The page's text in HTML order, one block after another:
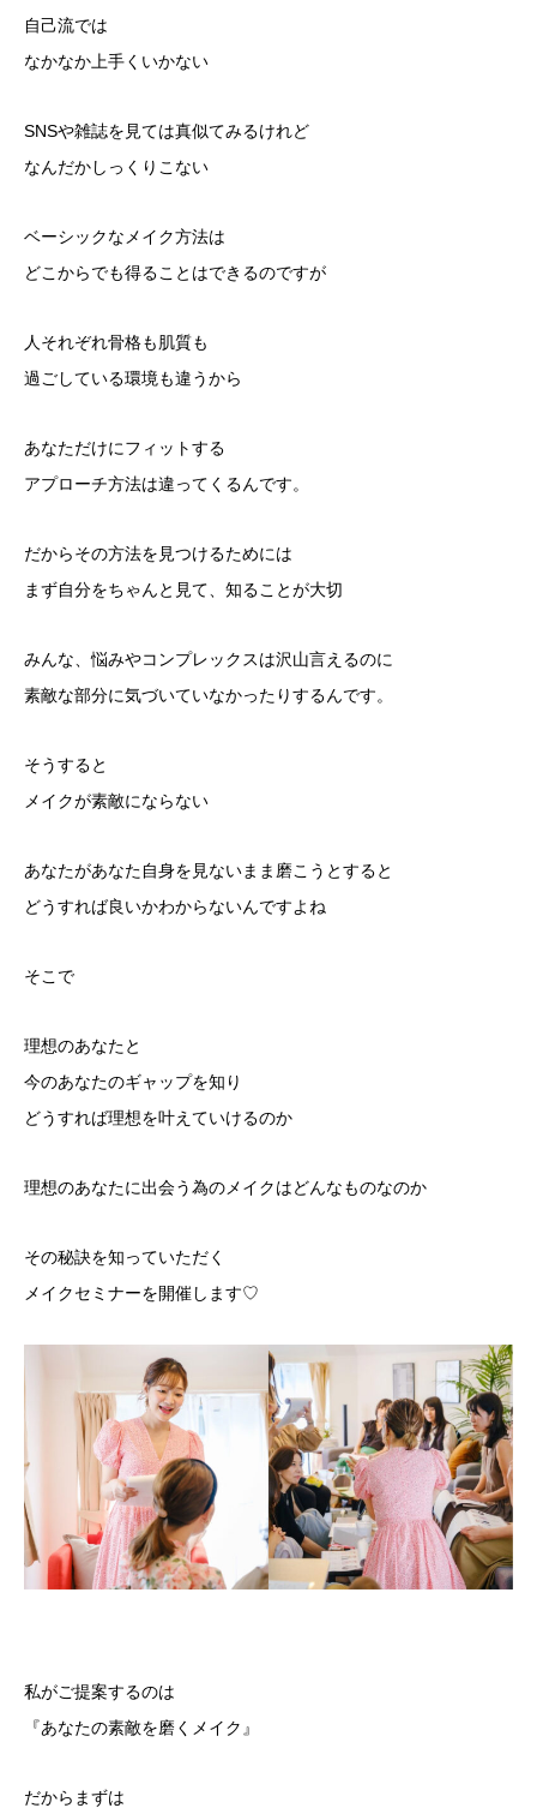
自己流では
なかなか上手くいかない
SNSや雑誌を見ては真似てみるけれど
なんだかしっくりこない
ベーシックなメイク方法は
どこからでも得ることはできるのですが
人それぞれ骨格も肌質も
過ごしている環境も違うから
あなただけにフィットする
アプローチ方法は違ってくるんです。
だからその方法を見つけるためには
まず自分をちゃんと見て、知ることが大切
みんな、悩みやコンプレックスは沢山言えるのに
素敵な部分に気づいていなかったりするんです。
そうすると
メイクが素敵にならない
あなたがあなた自身を見ないまま磨こうとすると
どうすれば良いかわからないんですよね
そこで
理想のあなたと
今のあなたのギャップを知り
どうすれば理想を叶えていけるのか
理想のあなたに出会う為のメイクはどんなものなのか
その秘訣を知っていただく
メイクセミナーを開催します♡
私がご提案するのは
『あなたの素敵を磨くメイク』
だからまずは